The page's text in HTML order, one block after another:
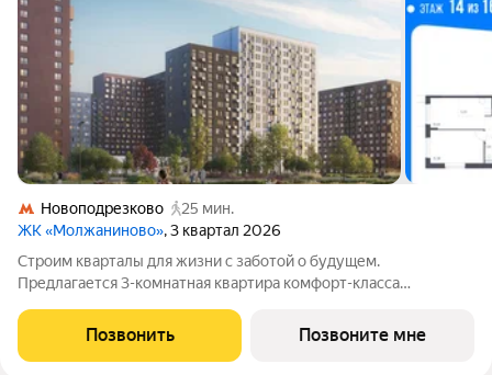
Новоподрезково
25 мин.
ЖК «Молжаниново», 3 квартал 2026
Строим кварталы для жизни с заботой о будущем.
Предлагается 3-комнатная квартира комфорт-класса
этаже, в жилом комплексе "Молжаниново".Для тех, кто ценит
время, предлагаем сделать готовую отделку:
Позвонить Позвоните мне